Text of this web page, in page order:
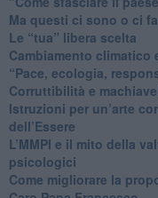
​Ma questi ci sono o ci
​Le “tua” libera scelta
Cambiamento climatico
“Pace, ecologia,
​Corruttibilità e
Istruzioni per un’arte
dell’Essere
​L’MMPI e il mito della
psicologici
Come migliorare la